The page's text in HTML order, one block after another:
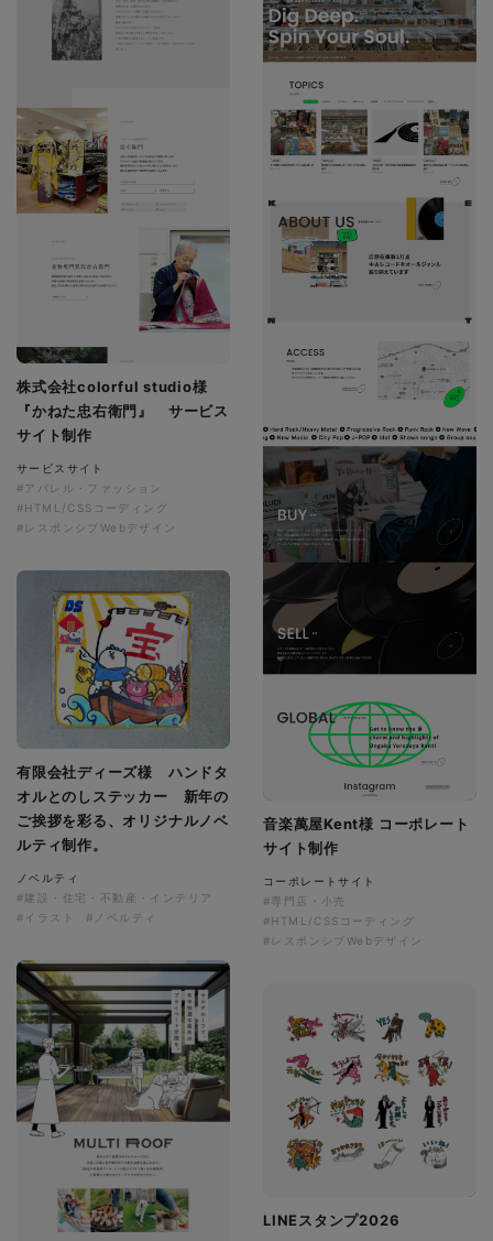
株式会社colorful studio様
『かねた忠右衛門』 サービス
サイト制作
サービスサイト
#アパレル・ファッション
#HTML/CSSコーディング
#レスポンシブWebデザイン
音楽萬屋Kent様 コーポレート
サイト制作
コーポレートサイト
#専門店・小売
#HTML/CSSコーディング
#レスポンシブWebデザイン
有限会社ディーズ様 ハンドタ
オルとのしステッカー 新年の
ご挨拶を彩る、オリジナルノベ
ルティ制作。
ノベルティ
#建設・住宅・不動産・インテリア
#イラスト
#ノベルティ
LINEスタンプ2026